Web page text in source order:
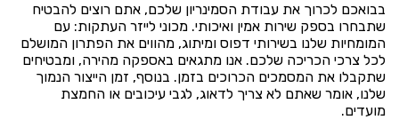
בבואכם לכרוך את עבודת הסמינריון שלכם, אתם רוצים להבטיח
שתבחרו בספק שירות אמין ואיכותי. מכוני לייזר העתקות: עם
המומחיות שלנו בשירותי דפוס ומיתוג, מהווים את הפתרון המושלם
לכל צרכי הכריכה שלכם. אנו מתגאים באספקה ​​מהירה, ומבטיחים
שתקבלו את המסמכים הכרוכים בזמן. בנוסף, זמן הייצור הנמוך
שלנו, אומר שאתם לא צריך לדאוג, לגבי עיכובים או החמצת
מועדים.